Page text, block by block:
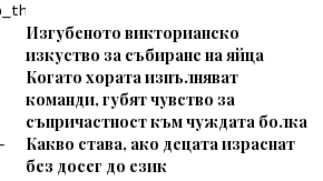
Изгубеното викторианско
изкуство за събиране на яйца
Когато хората изпълняват
команди, губят чувство за
съпричастност към чуждата болка
Какво става, ако децата израснат
без досег до език